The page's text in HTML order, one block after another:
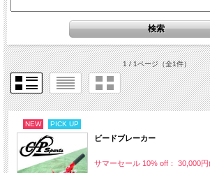
1 / 1ページ（全1件）
NEW PICK UP
ビードブレーカー
サマーセール 10% off： 30,000